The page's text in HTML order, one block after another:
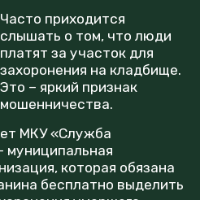
Часто приходится
слышать о том, что люди
платят за участок для
захоронения на кладбище.
Это – яркий признак
мошенничества.
МКУ «Служба
муниципальная
которая обязана
бесплатно выделить